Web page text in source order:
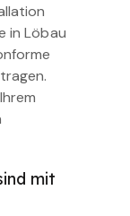
in Löbau
mit